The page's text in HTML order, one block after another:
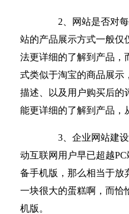
2、网站是否对每
站的产品展示方式一般仅
法更详细的了解到产品，
式类似于淘宝的商品展示
描述、以及用户购买后的
能更详细的了解到产品，
3、企业网站建设
动互联网用户早已超越
备手机版，那么相当于放
一块很大的蛋糕啊，而恰
机版。